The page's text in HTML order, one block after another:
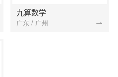
九算数学
广东 / 广州